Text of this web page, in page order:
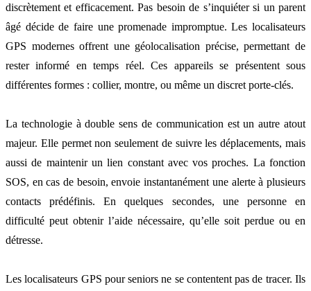
discrètement et efficacement. Pas besoin de s’inquiéter si un parent
âgé décide de faire une promenade impromptue. Les localisateurs
GPS modernes offrent une géolocalisation précise, permettant de
rester informé en temps réel. Ces appareils se présentent sous
différentes formes : collier, montre, ou même un discret porte-clés.
La technologie à double sens de communication est un autre atout
majeur. Elle permet non seulement de suivre les déplacements, mais
aussi de maintenir un lien constant avec vos proches. La fonction
SOS, en cas de besoin, envoie instantanément une alerte à plusieurs
contacts prédéfinis. En quelques secondes, une personne en
difficulté peut obtenir l’aide nécessaire, qu’elle soit perdue ou en
détresse.
Les localisateurs GPS pour seniors ne se contentent pas de tracer. Ils